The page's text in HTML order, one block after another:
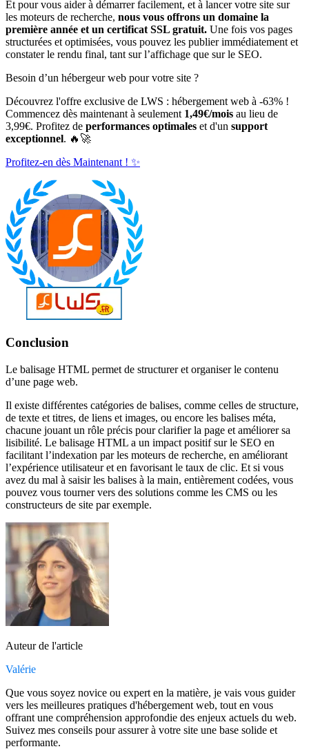
Et pour vous aider à démarrer facilement, et à lancer votre site sur
les moteurs de recherche, nous vous offrons un domaine la
première année et un certificat SSL gratuit. Une fois vos pages
structurées et optimisées, vous pouvez les publier immédiatement et
constater le rendu final, tant sur l’affichage que sur le SEO.
Besoin d’un hébergeur web pour votre site ?
Découvrez l'offre exclusive de LWS : hébergement web à -63% !
Commencez dès maintenant à seulement 1,49€/mois au lieu de
3,99€. Profitez de performances optimales et d'un support
exceptionnel. 🔥🚀
Profitez-en dès Maintenant ! ✨
Conclusion
Le balisage HTML permet de structurer et organiser le contenu
d’une page web.
Il existe différentes catégories de balises, comme celles de structure,
de texte et titres, de liens et images, ou encore les balises méta,
chacune jouant un rôle précis pour clarifier la page et améliorer sa
lisibilité. Le balisage HTML a un impact positif sur le SEO en
facilitant l’indexation par les moteurs de recherche, en améliorant
l’expérience utilisateur et en favorisant le taux de clic. Et si vous
avez du mal à saisir les balises à la main, entièrement codées, vous
pouvez vous tourner vers des solutions comme les CMS ou les
constructeurs de site par exemple.
Auteur de l'article
Valérie
Que vous soyez novice ou expert en la matière, je vais vous guider
vers les meilleures pratiques d'hébergement web, tout en vous
offrant une compréhension approfondie des enjeux actuels du web.
Suivez mes conseils pour assurer à votre site une base solide et
performante.